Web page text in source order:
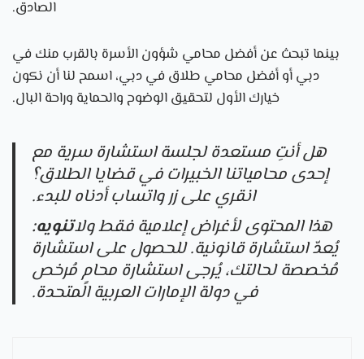
الصادق.
بينما تبحث عن أفضل محامي شؤون الأسرة بالقرب منك في
دبي أو أفضل محامي طلاق في دبي، اسمح لنا أن نكون
خيارك الأول لتحقيق الوضوح والحماية وراحة البال.
هل أنتِ مستعدة لجلسة استشارة سرية مع
إحدى محامياتنا الخبيرات في قضايا الطلاق؟
انقري على زر واتساب أدناه للبدء.
تنويه:هذا المحتوى لأغراض إعلامية فقط ولا
يُعدّ استشارة قانونية. للحصول على استشارة
مُخصصة لحالتك، يُرجى استشارة محامٍ مُرخص
في دولة الإمارات العربية المتحدة.